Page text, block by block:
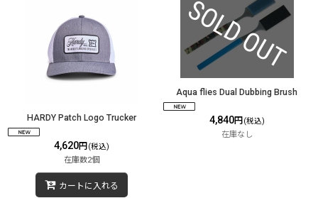
HARDY Patch Logo Trucker
4,620円 (税込)
在庫数2個
カートに入れる
Aqua flies Dual Dubbing Brush
4,840円 (税込)
在庫なし